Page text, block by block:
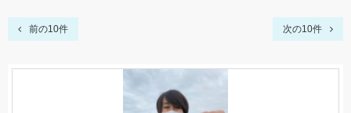
前の10件 次の10件